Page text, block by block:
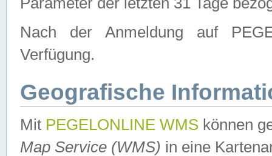
Nach der Anmeldung auf
Verfügung.
Geografische
Mit PEGELONLINE WMS können
Map Service (WMS) in eine